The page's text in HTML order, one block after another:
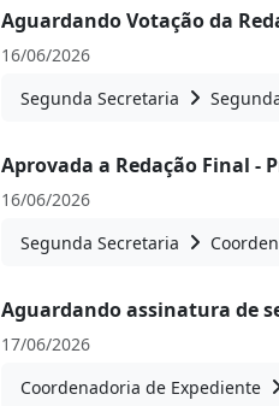
Aguardando Votação da
16/06/2026
Segunda Secretaria
Aprovada a Redação Final -
16/06/2026
Segunda Secretaria
Aguardando assinatura de
17/06/2026
Coordenadoria de Expediente